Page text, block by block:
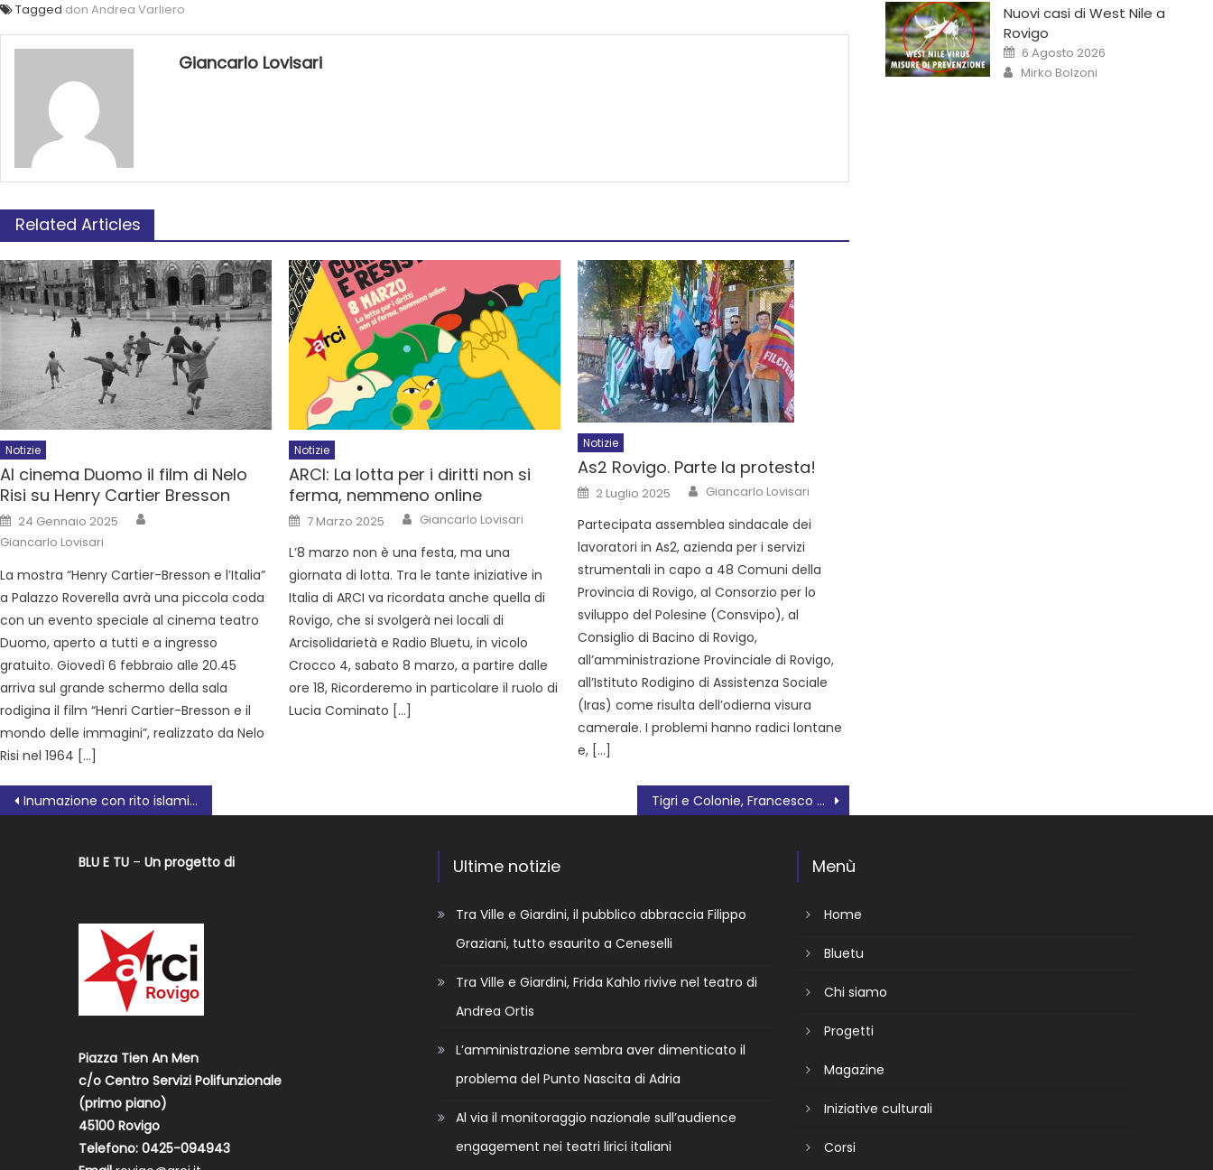
Tagged don Andrea Varliero
Giancarlo Lovisari
Related Articles
Notizie
Al cinema Duomo il film di Nelo
Risi su Henry Cartier Bresson
24 Gennaio 2025
Giancarlo Lovisari
La mostra “Henry Cartier-Bresson e l’Italia”
a Palazzo Roverella avrà una piccola coda
con un evento speciale al cinema teatro
Duomo, aperto a tutti e a ingresso
gratuito. Giovedì 6 febbraio alle 20.45
arriva sul grande schermo della sala
rodigina il film “Henri Cartier-Bresson e il
mondo delle immagini”, realizzato da Nelo
Risi nel 1964 […]
Notizie
ARCI: La lotta per i diritti non si
ferma, nemmeno online
7 Marzo 2025 Giancarlo Lovisari
L’8 marzo non è una festa, ma una
giornata di lotta. Tra le tante iniziative in
Italia di ARCI va ricordata anche quella di
Rovigo, che si svolgerà nei locali di
Arcisolidarietà e Radio Bluetu, in vicolo
Crocco 4, sabato 8 marzo, a partire dalle
ore 18, Ricorderemo in particolare il ruolo di
Lucia Cominato […]
Notizie
As2 Rovigo. Parte la protesta!
2 Luglio 2025 Giancarlo Lovisari
Partecipata assemblea sindacale dei
lavoratori in As2, azienda per i servizi
strumentali in capo a 48 Comuni della
Provincia di Rovigo, al Consorzio per lo
sviluppo del Polesine (Consvipo), al
Consiglio di Bacino di Rovigo,
all’amministrazione Provinciale di Rovigo,
all’Istituto Rodigino di Assistenza Sociale
(Iras) come risulta dell’odierna visura
camerale. I problemi hanno radici lontane
e, […]
Inumazione con rito islamico, interviene Antonio Rossini Tigri e Colonie, Francesco Bianchi a Fratta Polesine
Nuovi casi di West Nile a
Rovigo
6 Agosto 2026
Mirko Bolzoni
BLU E TU –Un progetto di
Piazza Tien An Men
c/o Centro Servizi Polifunzionale
(primo piano)
45100 Rovigo
Telefono: 0425-094943
Ultime notizie
Tra Ville e Giardini, il pubblico abbraccia Filippo
Graziani, tutto esaurito a Ceneselli
Tra Ville e Giardini, Frida Kahlo rivive nel teatro di
Andrea Ortis
L’amministrazione sembra aver dimenticato il
problema del Punto Nascita di Adria
Al via il monitoraggio nazionale sull’audience
engagement nei teatri lirici italiani
Menù
Home
Bluetu
Chi siamo
Progetti
Magazine
Iniziative culturali
Corsi